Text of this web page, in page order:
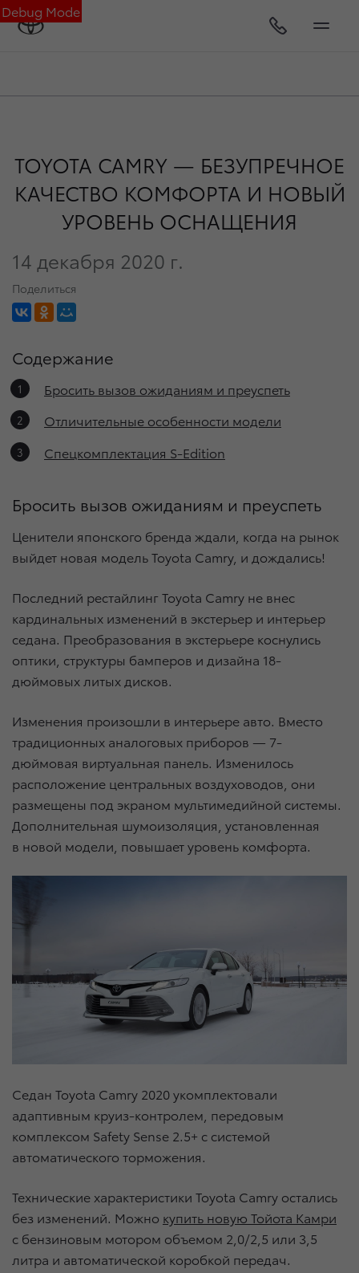
Debug Mode
TOYOTA CAMRY — БЕЗУПРЕЧНОЕ
КАЧЕСТВО КОМФОРТА И НОВЫЙ
УРОВЕНЬ ОСНАЩЕНИЯ
14 декабря 2020 г.
Поделиться
Содержание
Бросить вызов ожиданиям и преуспеть
Отличительные особенности модели
Спецкомплектация S-Edition
Бросить вызов ожиданиям и преуспеть
Ценители японского бренда ждали, когда на рынок
выйдет новая модель Toyota Camry, и дождались!
Последний рестайлинг Toyota Camry не внес
кардинальных изменений в экстерьер и интерьер
седана. Преобразования в экстерьере коснулись
оптики, структуры бамперов и дизайна 18-
дюймовых литых дисков.
Изменения произошли в интерьере авто. Вместо
традиционных аналоговых приборов — 7-
дюймовая виртуальная панель. Изменилось
расположение центральных воздуховодов, они
размещены под экраном мультимедийной системы.
Дополнительная шумоизоляция, установленная
в новой модели, повышает уровень комфорта.
Седан Toyota Camry 2020 укомплектовали
адаптивным круиз-контролем, передовым
комплексом Safety Sense 2.5+ с системой
автоматического торможения.
Технические характеристики Toyota Camry остались
без изменений. Можно купить новую Тойота Камри
с бензиновым мотором объемом 2,0/2,5 или 3,5
литра и автоматической коробкой передач.